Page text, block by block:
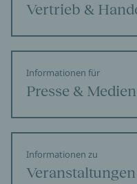
Vertrieb &
Informationen für
Presse & Medien
Informationen zu
Veranstaltungen